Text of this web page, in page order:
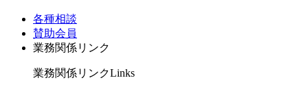
各種相談
賛助会員
業務関係リンク
業務関係リンクLinks